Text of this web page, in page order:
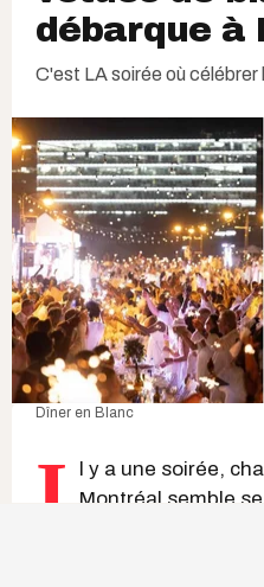
débarque à
C'est LA soirée où célébrer
Dîner en Blanc
I
l y a une soirée,
Montréal semble